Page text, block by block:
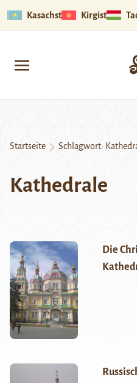
Kasachstan Kirgistan
Startseite Schlagwort:
Kathedrale
Die